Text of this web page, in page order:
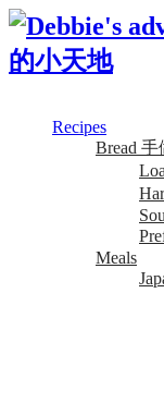
Recipes
Bread
Meals